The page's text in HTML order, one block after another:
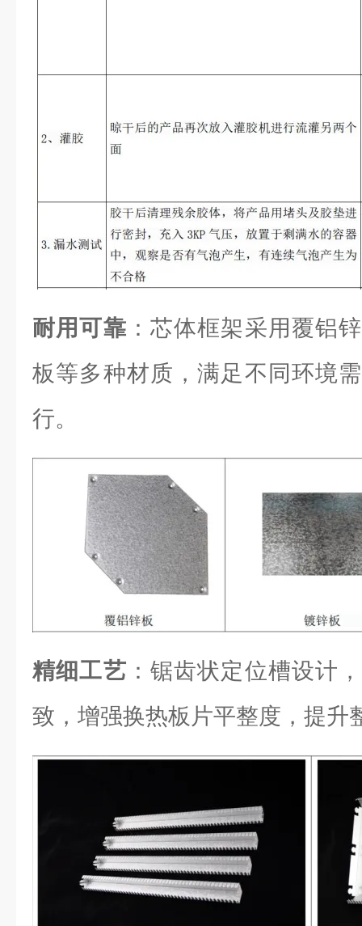
耐用可靠 ：芯体框架采用覆铝
板等多种材质，满足不同环境
行。
精细工艺 ：锯齿状定位槽设计
致，增强换热板片平整度，提升